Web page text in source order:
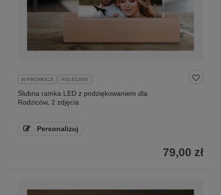
W PROMOCJI POLECANY
Ślubna ramka LED z podziękowaniem dla
Rodziców, 2 zdjęcia
Personalizuj
79,00 zł